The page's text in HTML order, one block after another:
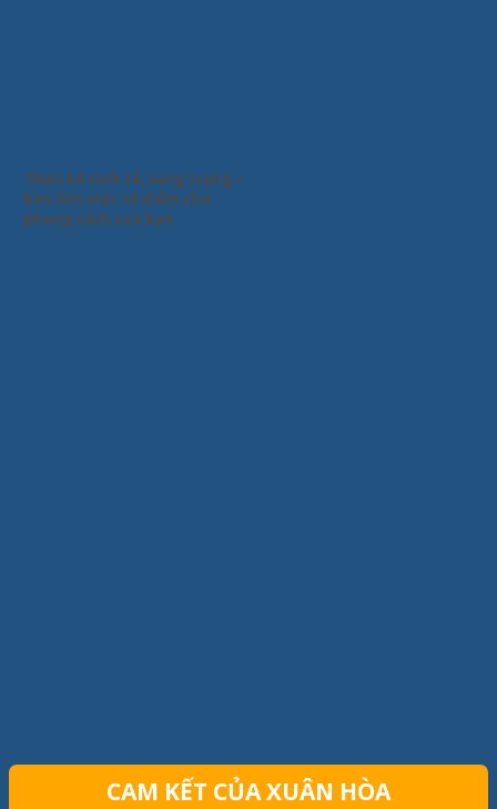
Thiết kế tinh tế, sang trọng –
Bàn làm việc tô điểm cho
phong cách của bạn
CAM KẾT CỦA XUÂN HÒA